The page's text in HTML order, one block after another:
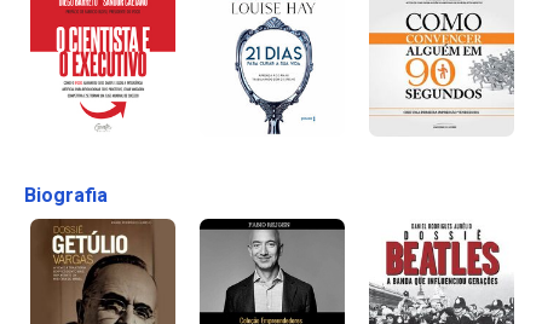
Biografia